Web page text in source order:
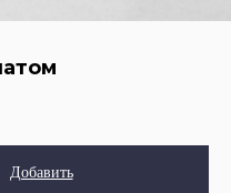
Добавить